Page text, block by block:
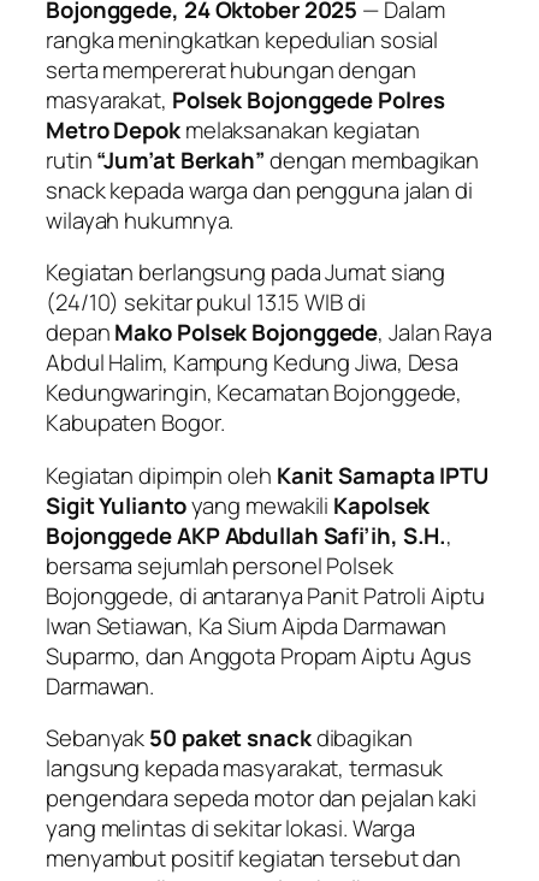
Bojonggede, 24 Oktober 2025 — Dalam
rangka meningkatkan kepedulian sosial
serta mempererat hubungan dengan
masyarakat, Polsek Bojonggede Polres
Metro Depokmelaksanakan kegiatan
rutin“Jum’at Berkah”dengan membagikan
snack kepada warga dan pengguna jalan di
wilayah hukumnya.
Kegiatan berlangsung pada Jumat siang
(24/10) sekitar pukul 13.15 WIB di
depanMako Polsek Bojonggede, Jalan Raya
Abdul Halim, Kampung Kedung Jiwa, Desa
Kedungwaringin, Kecamatan Bojonggede,
Kabupaten Bogor.
Kegiatan dipimpin oleh Kanit Samapta IPTU
Sigit Yuliantoyang mewakili Kapolsek
Bojonggede AKP Abdullah Safi’ih, S.H.,
bersama sejumlah personel Polsek
Bojonggede, di antaranya Panit Patroli Aiptu
Iwan Setiawan, Ka Sium Aipda Darmawan
Suparmo, dan Anggota Propam Aiptu Agus
Darmawan.
Sebanyak50 paket snackdibagikan
langsung kepada masyarakat, termasuk
pengendara sepeda motor dan pejalan kaki
yang melintas di sekitar lokasi. Warga
menyambut positif kegiatan tersebut dan